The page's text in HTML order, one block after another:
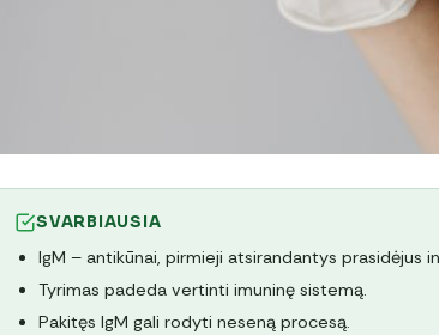
SVARBIAUSIA
IgM – antikūnai, pirmieji atsirandantys prasidėjus
Tyrimas padeda vertinti imuninę sistemą.
Pakitęs IgM gali rodyti neseną procesą.